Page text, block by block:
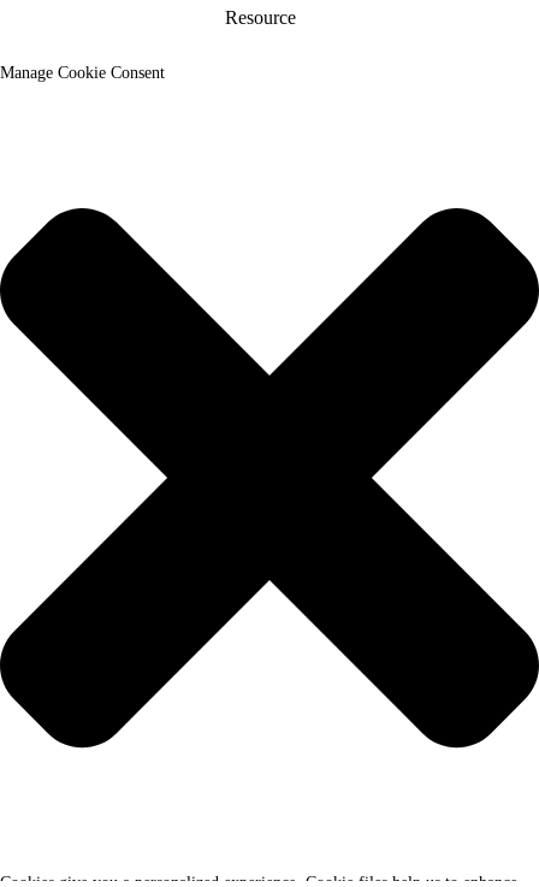
Resource
Manage Cookie Consent
Cookies give you a personalized experience. Cookie files help us to enhance